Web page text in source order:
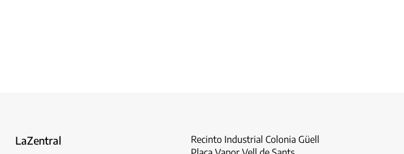
LaZentral
Recinto Industrial Colonia Güell